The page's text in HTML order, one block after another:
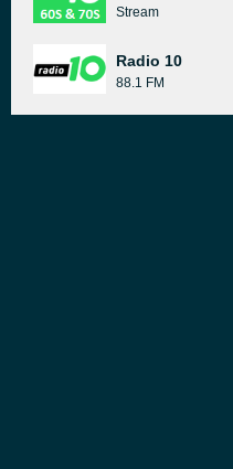
Stream
Radio 10
88.1 FM